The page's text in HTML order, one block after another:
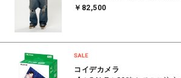
￥82,500
コイデカメラ